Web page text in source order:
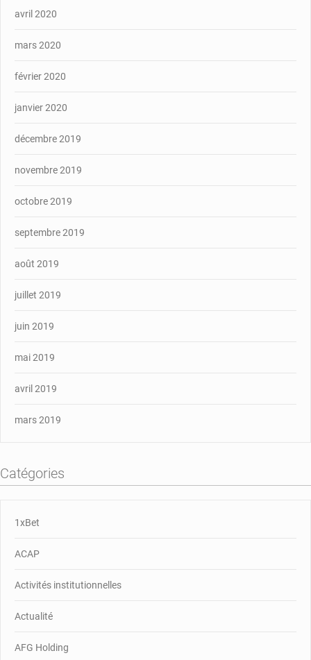
avril 2020
mars 2020
février 2020
janvier 2020
décembre 2019
novembre 2019
octobre 2019
septembre 2019
août 2019
juillet 2019
juin 2019
mai 2019
avril 2019
mars 2019
Catégories
1xBet
ACAP
Activités institutionnelles
Actualité
AFG Holding